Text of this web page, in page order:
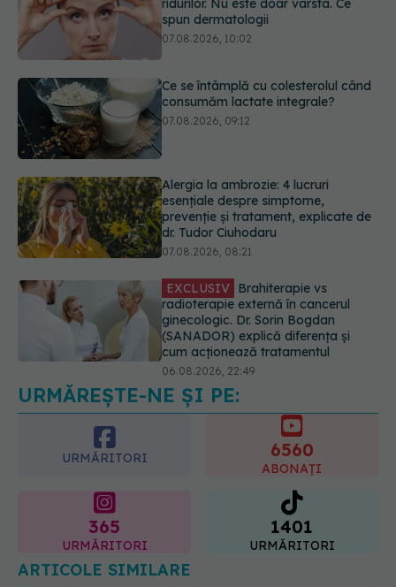
Ce se întâmplă cu colesterolul când
consumăm lactate integrale?
Alergia la ambrozie: 4 lucruri
07.08.2026, 08:21
EXCLUSIV Brahiterapie vs
radioterapie externă în cancerul
ginecologic. Dr. Sorin Bogdan
cum acționează tratamentul
06.08.2026, 22:49
Ashwagandha: 4 efecte adverse
potențial grave
07.08.2026, 11:03
URMĂREȘTE-NE ȘI PE:
URMĂRITORI 6560
ABONAȚI
365
URMĂRITORI
1401
URMĂRITORI
ARTICOLE SIMILARE